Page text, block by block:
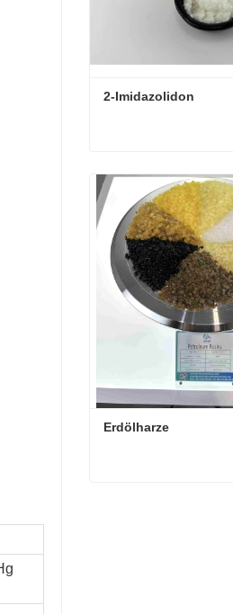
Entfetten, Entparaffinieren,
es als Präzisionsentferner für
LCD-Flüssigkristallmaterialien,
Als richtig als Synthetik Niere
Antwort Und anders2-Imidazolidon
2-Imidazolidon
Kontaktieren Sie
Erdölharze